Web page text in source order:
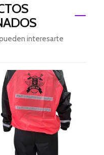
interesarte